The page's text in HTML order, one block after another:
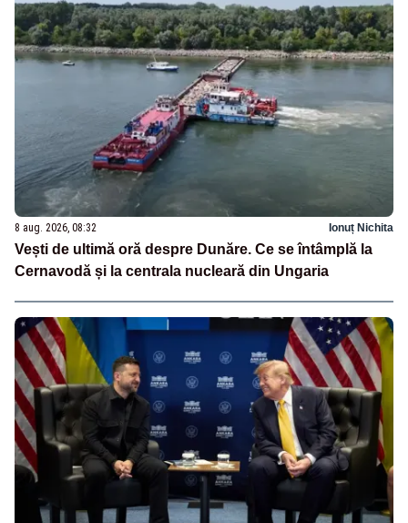
8 aug. 2026, 08:32 Ionuț Nichita
Vești de ultimă oră despre Dunăre. Ce se întâmplă la
Cernavodă și la centrala nucleară din Ungaria